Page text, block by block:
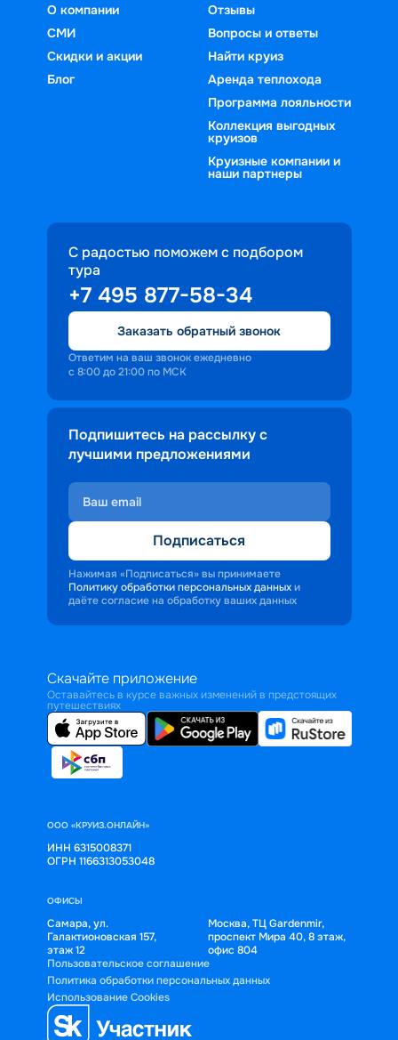
О компании
СМИ
Скидки и акции
Блог
Отзывы
Вопросы и ответы
Найти круиз
Аренда теплохода
Программа лояльности
Коллекция выгодных
круизов
Круизные компании и
наши партнеры
С радостью поможем с подбором
тура
+7 495 877-58-34
Заказать обратный звонок
Ответим на ваш звонок ежедневно
с 8:00 до 21:00 по МСК
Подпишитесь на рассылку с
лучшими предложениями
Подписаться
Нажимая «Подписаться» вы принимаете
Политику обработки персональных данных и
даёте согласие на обработку ваших данных
Скачайте приложение
Оставайтесь в курсе важных изменений в предстоящих
путешествиях
ООО «КРУИЗ.ОНЛАЙН»
ИНН 6315008371
ОГРН 1166313053048
ОФИСЫ
Самара, ул.
Галактионовская 157,
этаж 12
Москва, ТЦ Gardenmir,
проспект Мира 40, 8 этаж,
офис 804
Пользовательское соглашение
Политика обработки персональных данных
Использование Cookies